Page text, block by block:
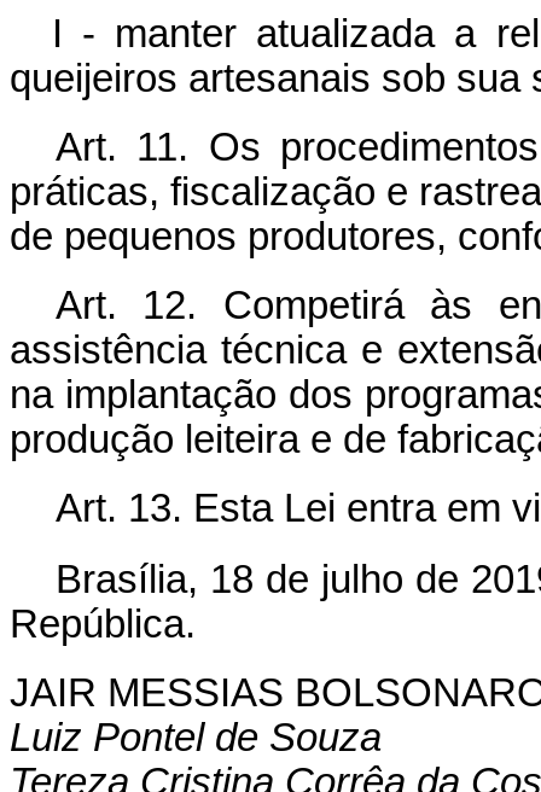
I - manter atualizada a
queijeiros artesanais sob sua
Art. 11. Os
práticas, fiscalização e
de pequenos produtores,
Art. 12. Competirá às
assistência técnica e
na implantação dos
produção leiteira e de
Art. 13. Esta Lei entra em
Brasília, 18 de julho de
República.
JAIR MESSIAS
Luiz Pontel de Souza
Tereza Cristina Corrêa da